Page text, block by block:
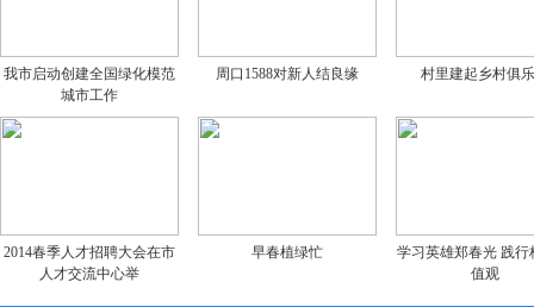
我市启动创建全国绿化模范
城市工作
周口1588对新人结良缘 村里建起乡村俱
2014春季人才招聘大会在市
人才交流中心举
早春植绿忙
学习英雄郑春光 践行
值观